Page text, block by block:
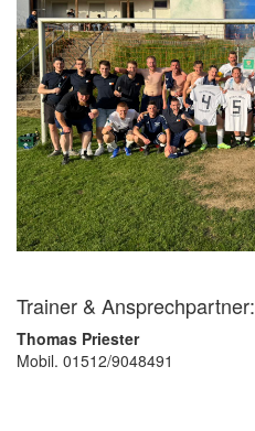
Trainer & Ansprechpartner:
Thomas Priester
Mobil. 01512/9048491